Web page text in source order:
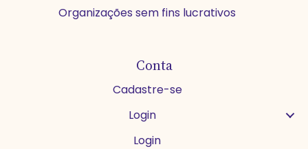
Organizações sem fins lucrativos
Conta
Cadastre-se
Login
Login